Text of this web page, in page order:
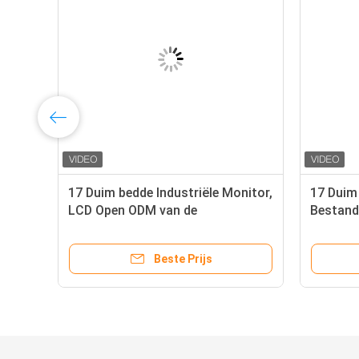
17 Duim bedde Industriële Monitor,
LCD Open ODM van de
Beste Prijs
17